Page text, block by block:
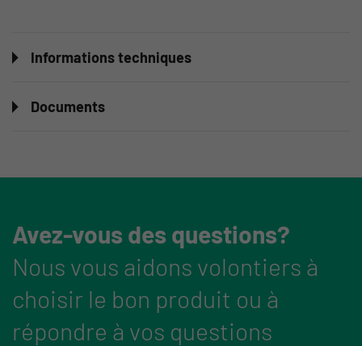
Informations techniques
Documents
Avez-vous des questions?
Nous vous aidons volontiers à
choisir le bon produit ou à
répondre à vos questions